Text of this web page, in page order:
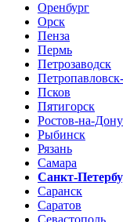
Оренбург
Орск
Пенза
Пермь
Петрозаводск
Псков
Пятигорск
Ростов-на-Дону
Рыбинск
Рязань
Самара
Санкт-
Саранск
Саратов
Севастополь